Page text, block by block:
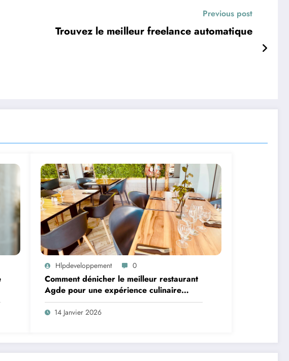
Previous post
Trouvez le meilleur freelance automatique
Hlpdeveloppement 0
Comment dénicher le meilleur restaurant
Agde pour une expérience culinaire
inoubliable ?
14 Janvier 2026